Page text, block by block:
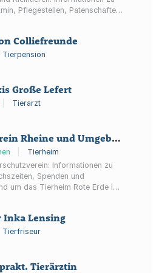
Pflegestellen, Patenschaften,
Colliefreunde
Tierpension
Große Lefert
Tierarzt
Tierschutzverein Rheine und Umgebung e.V.
Tierheim
Informationen zu
Spenden und
um das Tierheim Rote Erde in
Inka Lensing
Tierfriseur
Tierärztin